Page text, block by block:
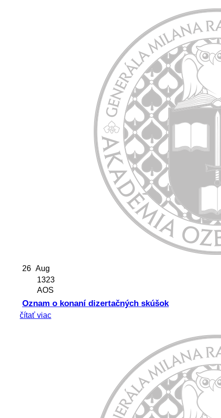
26 Aug
1323
AOS
Oznam o konaní dizertačných skúšok
čítať viac